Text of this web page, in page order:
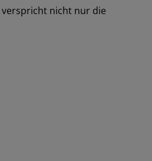
verspricht nicht nur die